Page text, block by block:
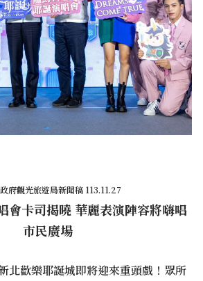
府觀光旅遊局新聞稿 113.11.27
會卡司揭曉 華麗表演陣容將嗨唱
市民廣場
北歡樂耶誕城即將迎來重頭戲！眾所